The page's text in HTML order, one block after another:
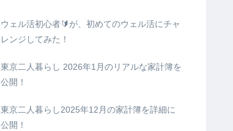
ウェル活初心者🔰が、初めてのウェル活にチャ
レンジしてみた！
東京二人暮らし 2026年1月のリアルな家計簿を
公開！
東京二人暮らし2025年12月の家計簿を詳細に
公開！